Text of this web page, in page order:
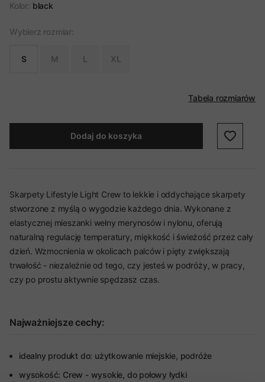
Kolor: black
Wybierz rozmiar:
S M L XL
Tabela rozmiarów
Dodaj do koszyka
Skarpety Lifestyle Light Crew to lekkie i oddychające skarpety
stworzone z myślą o wygodzie każdego dnia. Wykonane z
elastycznej mieszanki wełny merynosów i nylonu, oferują
naturalną regulację temperatury, miękkość i świeżość przez cały
dzień. Wzmocnienia w okolicach palców i pięty zwiększają
trwałość - niezależnie od tego, czy jesteś w podróży, w pracy,
czy po prostu aktywnie spędzasz czas.
Najważniejsze cechy:
idealny produkt do: użytkowanie miejskie, podróże
wysokość: Crew - wysokie, do połowy łydki